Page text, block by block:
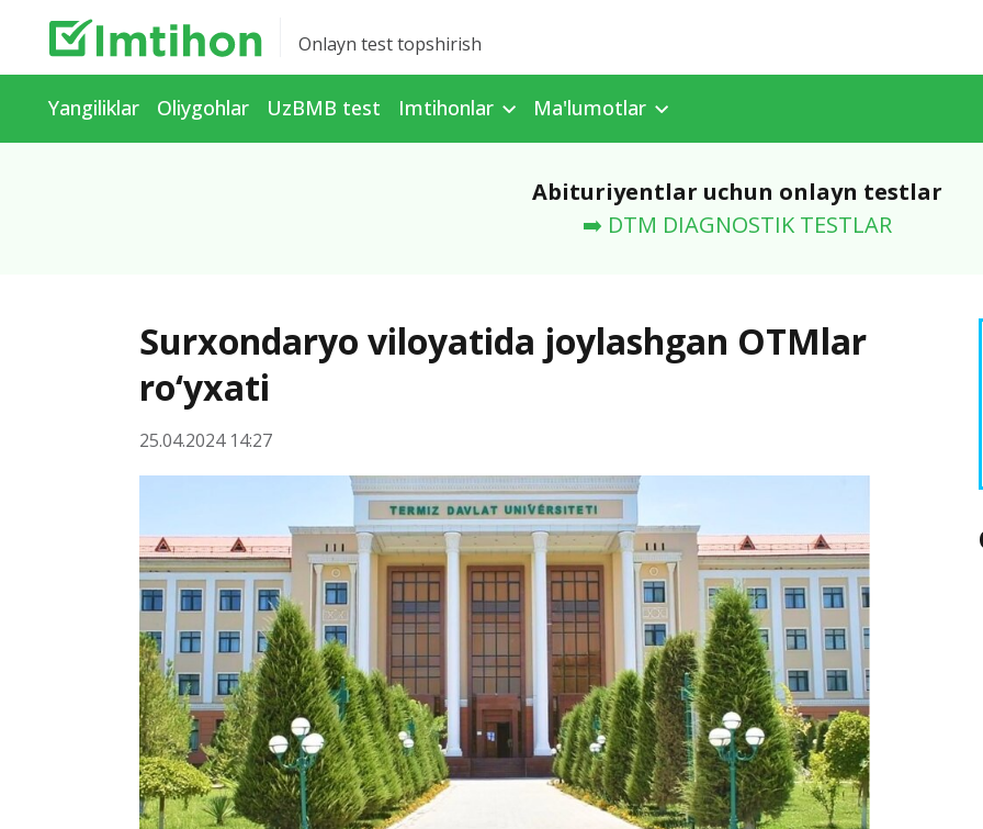
Onlayn test topshirish
Yangiliklar Oliygohlar UzBMB test Imtihonlar Ma'lumotlar
Abituriyentlar uchun onlayn testlar
➡️ DTM DIAGNOSTIK TESTLAR
Surxondaryo viloyatida joylashgan OTMlar
ro‘yxati
25.04.2024 14:27